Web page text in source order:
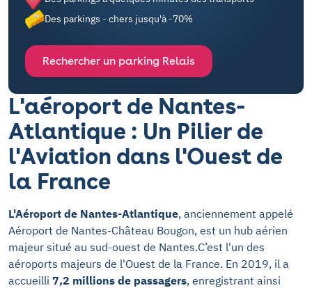
Des parkings - chers jusqu'à -70%
Rechercher un parking Relais
L'aéroport de Nantes-
Atlantique : Un Pilier de
l'Aviation dans l'Ouest de
la France
L'Aéroport de Nantes-Atlantique, anciennement appelé
Aéroport de Nantes-Château Bougon, est un hub aérien
majeur situé au sud-ouest de Nantes.C’est l'un des
aéroports majeurs de l'Ouest de la France. En 2019, il a
accueilli 7,2 millions de passagers, enregistrant ainsi